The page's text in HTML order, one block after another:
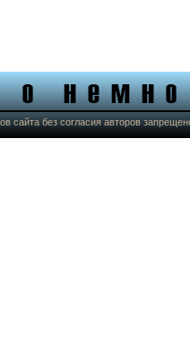
сайта без согласия авторов